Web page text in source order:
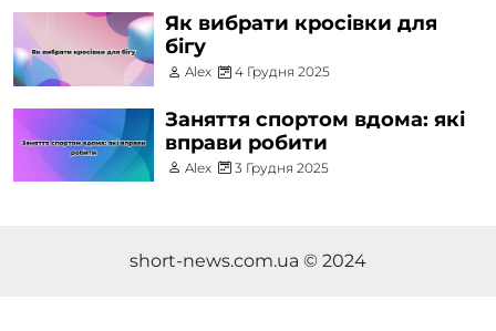
Як вибрати кросівки для
бігу
Alex 4 Грудня 2025
Заняття спортом вдома: які
вправи робити
Alex 3 Грудня 2025
short-news.com.ua © 2024